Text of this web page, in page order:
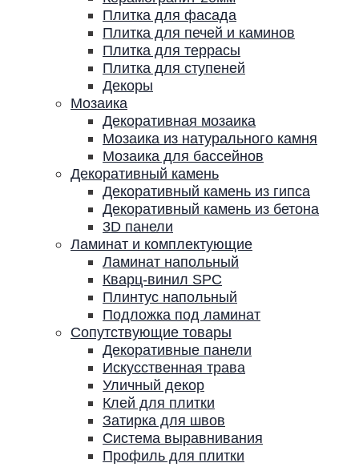
Плитка для фасада
Плитка для печей и каминов
Плитка для террасы
Плитка для ступеней
Декоры
Мозаика
Декоративная мозаика
Мозаика из натурального камня
Мозаика для бассейнов
Декоративный камень
Декоративный камень из гипса
Декоративный камень из бетона
3D панели
Ламинат и комплектующие
Ламинат напольный
Кварц-винил SPC
Плинтус напольный
Подложка под ламинат
Сопутствующие товары
Декоративные панели
Искусственная трава
Уличный декор
Клей для плитки
Затирка для швов
Система выравнивания
Профиль для плитки